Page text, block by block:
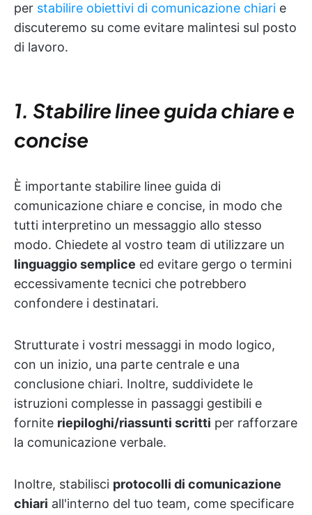
per stabilire obiettivi di comunicazione chiari e
discuteremo su come evitare malintesi sul posto
di lavoro.
1. Stabilire linee guida chiare e
concise
È importante stabilire linee guida di
comunicazione chiare e concise, in modo che
tutti interpretino un messaggio allo stesso
modo. Chiedete al vostro team di utilizzare un
linguaggio semplice ed evitare gergo o termini
eccessivamente tecnici che potrebbero
confondere i destinatari.
Strutturate i vostri messaggi in modo logico,
con un inizio, una parte centrale e una
conclusione chiari. Inoltre, suddividete le
istruzioni complesse in passaggi gestibili e
fornite riepiloghi/riassunti scritti per rafforzare
la comunicazione verbale.
Inoltre, stabilisci protocolli di comunicazione
chiari all'interno del tuo team, come specificare